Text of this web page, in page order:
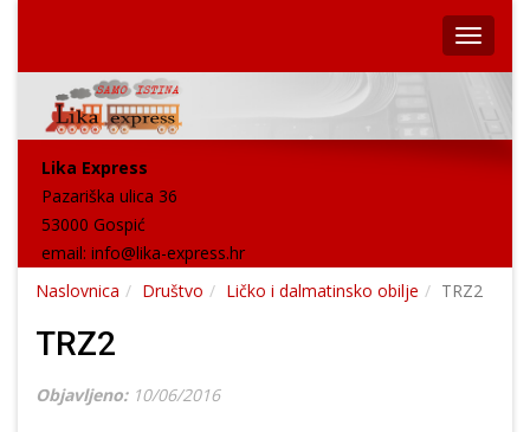
Lika Express
Pazariška ulica 36
53000 Gospić
email: info@lika-express.hr
Naslovnica
Društvo Ličko i dalmatinsko obilje TRZ2
TRZ2
Objavljeno: 10/06/2016